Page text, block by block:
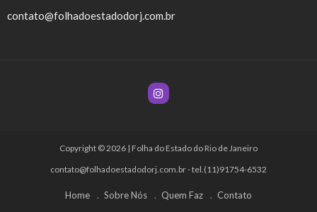
contato@folhadoestadodorj.com.br
Copyright © 2026 | Folha do Estado do Rio de Janeiro
contato@folhadoestadodorj.com.br- tel.(11)91754-6532
Home Sobre Nós Quem Faz Contato